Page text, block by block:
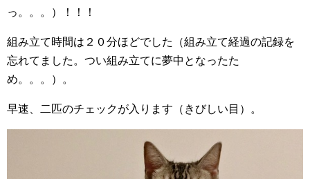
っ。。。）！！！
組み立て時間は２０分ほどでした（組み立て経過の記録を
忘れてました。つい組み立てに夢中となったた
め。。。）。
早速、二匹のチェックが入ります（きびしい目）。